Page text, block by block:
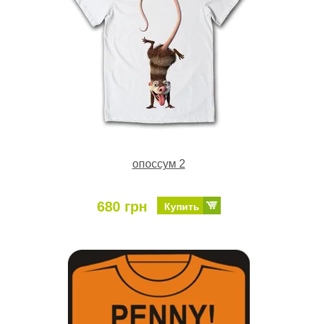
опоссум 2
680 грн Купить